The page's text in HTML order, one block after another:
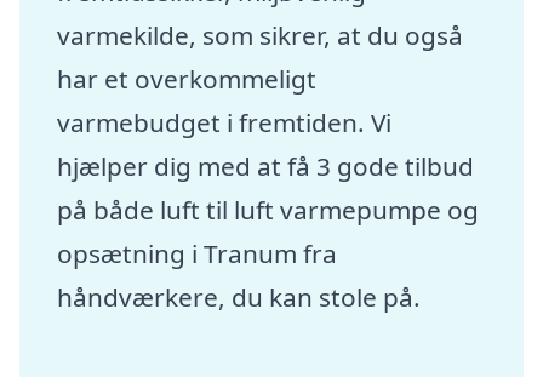
varmekilde, som sikrer, at du også
har et overkommeligt
varmebudget i fremtiden. Vi
hjælper dig med at få 3 gode tilbud
på både luft til luft varmepumpe og
opsætning i Tranum fra
håndværkere, du kan stole på.